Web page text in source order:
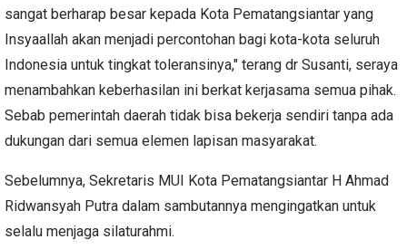
sangat berharap besar kepada Kota Pematangsiantar yang
Insyaallah akan menjadi percontohan bagi kota-kota seluruh
Indonesia untuk tingkat toleransinya," terang dr Susanti, seraya
menambahkan keberhasilan ini berkat kerjasama semua pihak.
Sebab pemerintah daerah tidak bisa bekerja sendiri tanpa ada
dukungan dari semua elemen lapisan masyarakat.
Sebelumnya, Sekretaris MUI Kota Pematangsiantar H Ahmad
Ridwansyah Putra dalam sambutannya mengingatkan untuk
selalu menjaga silaturahmi.